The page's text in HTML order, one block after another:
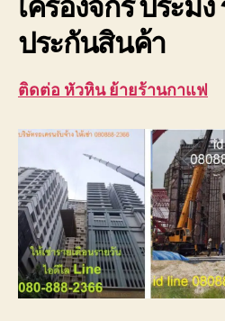
ประกันสินค้า
ติดต่อ หัวหิน ย้ายร้านกาแฟ